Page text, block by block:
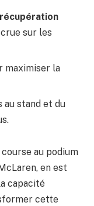
sur les
maximiser la
au stand et du
au podium
en est
capacité
cette